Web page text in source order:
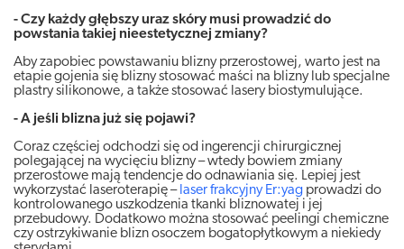
- Czy każdy głębszy uraz skóry musi prowadzić do
powstania takiej nieestetycznej zmiany?
Aby zapobiec powstawaniu blizny przerostowej, warto jest na
etapie gojenia się blizny stosować maści na blizny lub specjalne
plastry silikonowe, a także stosować lasery biostymulujące.
- A jeśli blizna już się pojawi?
Coraz częściej odchodzi się od ingerencji chirurgicznej
polegającej na wycięciu blizny – wtedy bowiem zmiany
przerostowe mają tendencje do odnawiania się. Lepiej jest
wykorzystać laseroterapię – laser frakcyjny Er:yag prowadzi do
kontrolowanego uszkodzenia tkanki bliznowatej i jej
przebudowy. Dodatkowo można stosować peelingi chemiczne
czy ostrzykiwanie blizn osoczem bogatopłytkowym a niekiedy